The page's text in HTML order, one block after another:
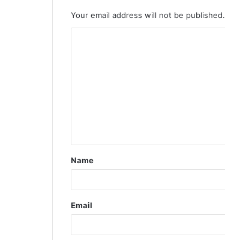
Your email address will not be published.
t
*
Name
Email